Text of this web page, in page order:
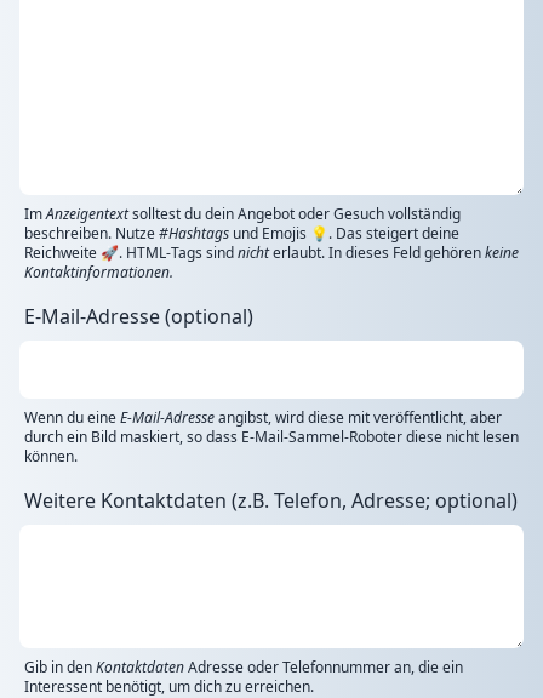
ImAnzeigentextsolltest du dein Angebot oder Gesuch vollständig
beschreiben. Nutze#Hashtags und Emojis 💡. Das steigert deine
Reichweite 🚀. HTML-Tags sindnichterlaubt. In dieses Feld gehörenkeine
Kontaktinformationen.
E-Mail-Adresse (optional)
Wenn du eineE-Mail-Adresseangibst, wird diese mit veröffentlicht, aber
durch ein Bild maskiert, so dass E-Mail-Sammel-Roboter diese nicht lesen
können.
Weitere Kontaktdaten (z.B. Telefon, Adresse; optional)
Gib in denKontaktdatenAdresse oder Telefonnummer an, die ein
Interessent benötigt, um dich zu erreichen.